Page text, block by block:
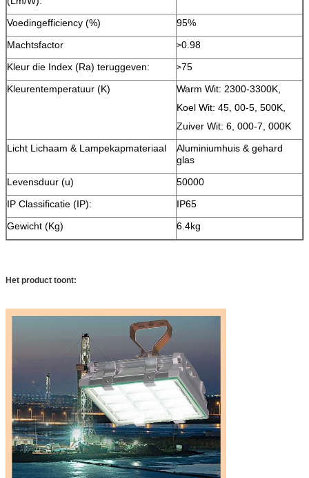
Voedingefficiency (%)
95%
Machtsfactor
>0.98
Kleur die Index (Ra) teruggeven:
>75
Kleurentemperatuur (K)
Warm Wit: 2300-3300K,
Koel Wit: 45, 00-5, 500K,
Zuiver Wit: 6, 000-7, 000K
Licht Lichaam & Lampekapmateriaal
Aluminiumhuis & gehard
glas
Levensduur (u)
50000
IP Classificatie (IP):
IP65
Gewicht (Kg)
6.4kg
Het product toont: